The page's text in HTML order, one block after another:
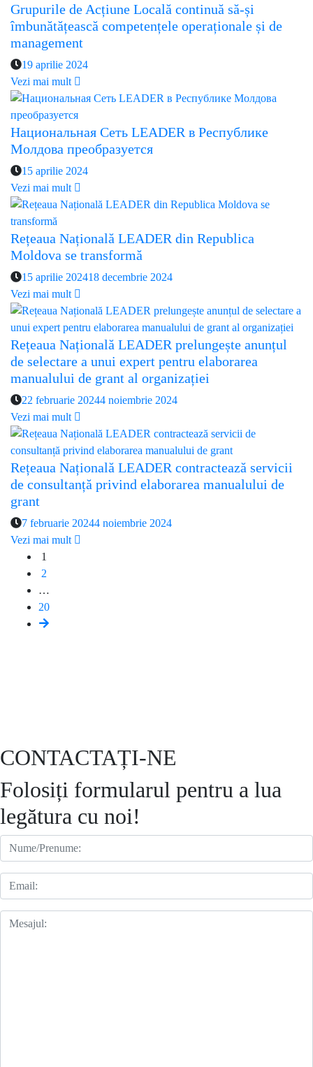
Grupurile de Acțiune Locală continuă să-și
îmbunătățească competențele operaționale și de
management
19 aprilie 2024
Vezi mai mult
Национальная Сеть LEADER в Республике
Молдова преобразуется
15 aprilie 2024
Vezi mai mult
Rețeaua Națională LEADER din Republica
Moldova se transformă
15 aprilie 202418 decembrie 2024
Vezi mai mult
Rețeaua Națională LEADER prelungește anunțul
de selectare a unui expert pentru elaborarea
manualului de grant al organizației
22 februarie 20244 noiembrie 2024
Vezi mai mult
Rețeaua Națională LEADER contractează servicii
de consultanță privind elaborarea manualului de
grant
7 februarie 20244 noiembrie 2024
Vezi mai mult
1
2
…
20
CONTACTAȚI-NE
Folosiți formularul pentru a lua
legătura cu noi!